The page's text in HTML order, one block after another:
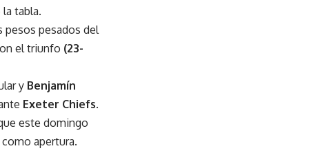
tabla.
pesos pesados del
el triunfo (23-
y Benjamín
Exeter Chiefs.
este domingo
apertura.